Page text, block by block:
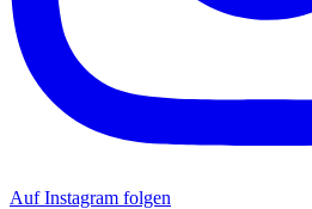
Auf Instagram folgen